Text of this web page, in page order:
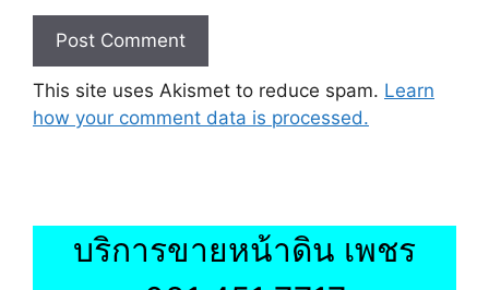
This site uses Akismet to reduce spam. Learn
how your comment data is processed.
บริการขายหน้าดิน เพชร